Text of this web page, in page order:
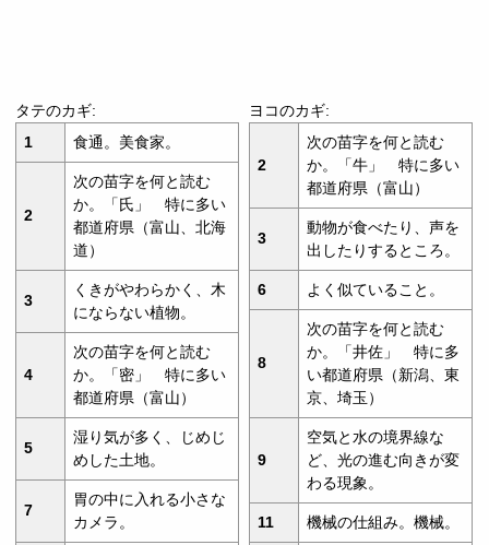
タテのカギ:
1
食通。美食家。
2
次の苗字を何と読む
か。「氏」 特に多い
都道府県（富山、北海
道）
3
くきがやわらかく、木
にならない植物。
4
次の苗字を何と読む
か。「密」 特に多い
都道府県（富山）
5
湿り気が多く、じめじ
めした土地。
7
胃の中に入れる小さな
カメラ。
ヨコのカギ:
2
次の苗字を何と読む
か。「牛」 特に多い
都道府県（富山）
3
動物が食べたり、声を
出したりするところ。
6 よく似ていること。
8
次の苗字を何と読む
か。「井佐」 特に多
い都道府県（新潟、東
京、埼玉）
9
空気と水の境界線な
ど、光の進む向きが変
わる現象。
11 機械の仕組み。機械。